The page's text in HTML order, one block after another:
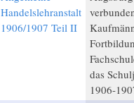
Handelslehranstalt
1906/1907 Teil II
das
1906-